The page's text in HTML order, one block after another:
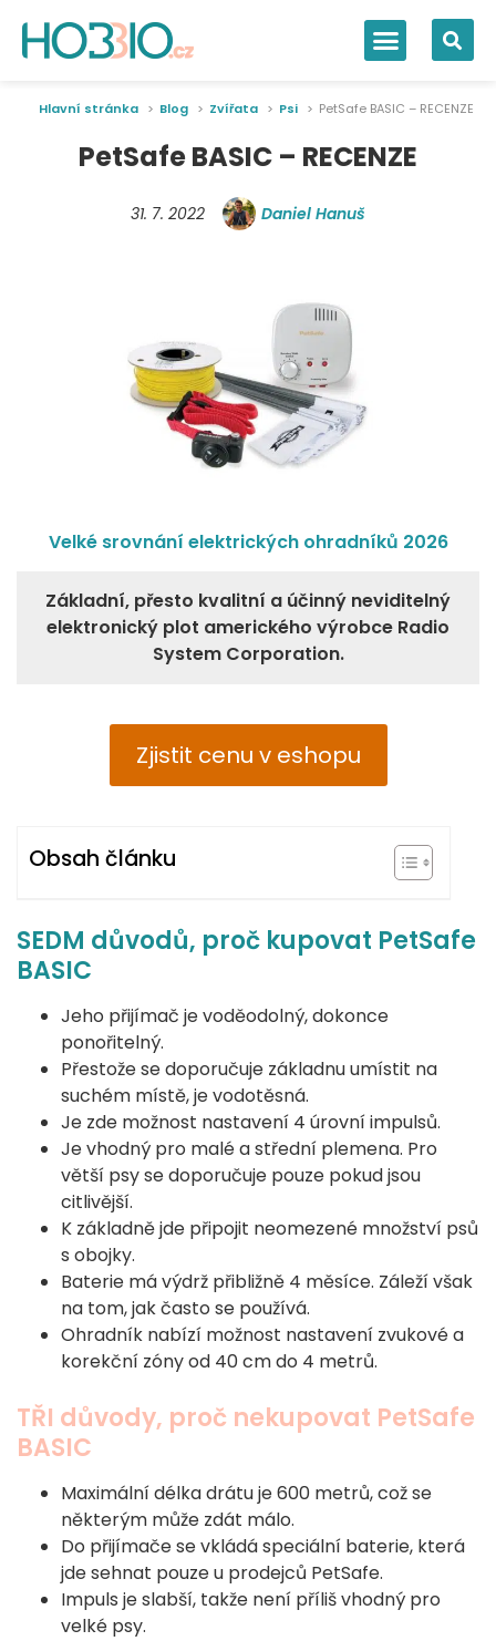
Hlavní stránka Blog Zvířata Psi PetSafe BASIC – RECENZE
PetSafe BASIC – RECENZE
31. 7. 2022 Daniel Hanuš
Velké srovnání elektrických ohradníků 2026
Základní, přesto kvalitní a účinný neviditelný
elektronický plot amerického výrobce Radio
System Corporation.
Zjistit cenu v eshopu
Obsah článku
SEDM důvodů, proč kupovat PetSafe
BASIC
Jeho přijímač je voděodolný, dokonce
ponořitelný.
Přestože se doporučuje základnu umístit na
suchém místě, je vodotěsná.
Je zde možnost nastavení 4 úrovní impulsů.
Je vhodný pro malé a střední plemena. Pro
větší psy se doporučuje pouze pokud jsou
citlivější.
K základně jde připojit neomezené množství psů
s obojky.
Baterie má výdrž přibližně 4 měsíce. Záleží však
na tom, jak často se používá.
Ohradník nabízí možnost nastavení zvukové a
korekční zóny od 40 cm do 4 metrů.
TŘI důvody, proč nekupovat PetSafe
BASIC
Maximální délka drátu je 600 metrů, což se
některým může zdát málo.
Do přijímače se vkládá speciální baterie, která
jde sehnat pouze u prodejců PetSafe.
Impuls je slabší, takže není příliš vhodný pro
velké psy.